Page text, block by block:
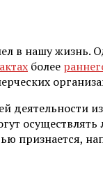
в нашу жизнь.
более
признается,